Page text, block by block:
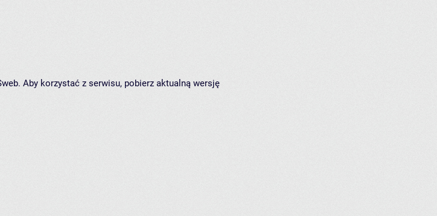
Aby korzystać z serwisu, pobierz aktualną wersję